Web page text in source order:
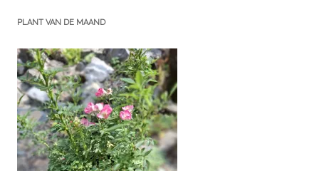
PLANT VAN DE MAAND